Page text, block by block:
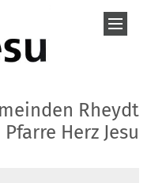
Rheydt
Herz Jesu